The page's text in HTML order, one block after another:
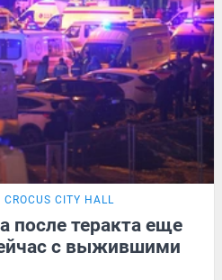
CITY HALL
после теракта еще
с выжившими